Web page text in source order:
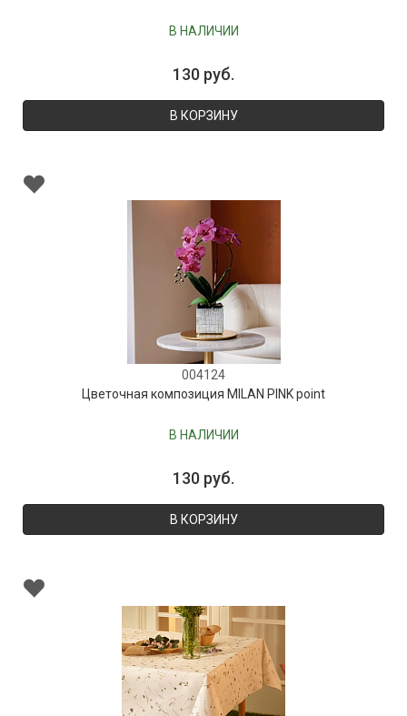
В НАЛИЧИИ
130 руб.
В КОРЗИНУ
004124
Цветочная композиция MILAN PINK point
В НАЛИЧИИ
130 руб.
В КОРЗИНУ